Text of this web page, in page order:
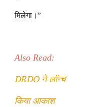
मिलेगा।”
Also Read:
DRDO ने लॉन्च
किया आकाश